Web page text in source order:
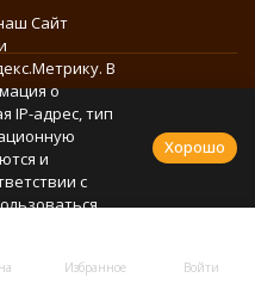
Избранное Войти
Сайт
В
о
IP-адрес, тип
и
с
Хорошо